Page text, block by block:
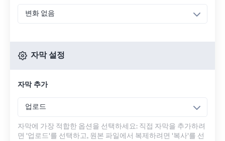
변화 없음
자막 설정
자막 추가
업로드
자막에 가장 적합한 옵션을 선택하세요: 직접 자막을 추가하려
면 '업로드'를 선택하고, 원본 파일에서 복제하려면 '복사'를 선